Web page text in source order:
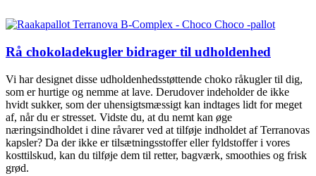
Rå chokoladekugler bidrager til udholdenhed
Vi har designet disse udholdenhedsstøttende choko råkugler til dig,
som er hurtige og nemme at lave. Derudover indeholder de ikke
hvidt sukker, som der uhensigtsmæssigt kan indtages lidt for meget
af, når du er stresset. Vidste du, at du nemt kan øge
næringsindholdet i dine råvarer ved at tilføje indholdet af Terranovas
kapsler? Da der ikke er tilsætningsstoffer eller fyldstoffer i vores
kosttilskud, kan du tilføje dem til retter, bagværk, smoothies og frisk
grød.